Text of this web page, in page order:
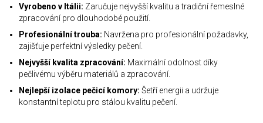
Vyrobeno v Itálii: Zaručuje nejvyšší kvalitu a tradiční řemeslné
zpracování pro dlouhodobé použití.
Profesionální trouba: Navržena pro profesionální požadavky,
zajišťuje perfektní výsledky pečení.
Nejvyšší kvalita zpracování: Maximální odolnost díky
pečlivému výběru materiálů a zpracování.
Nejlepší izolace pečicí komory: Šetří energii a udržuje
konstantní teplotu pro stálou kvalitu pečení.